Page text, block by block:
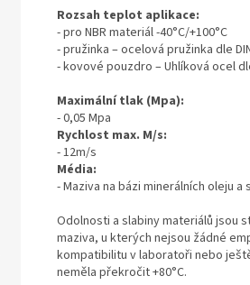
Rozsah teplot aplikace:
- pro NBR materiál -40°C/+100°C
- pružinka – ocelová pružinka dle
- kovové pouzdro – Uhlíková ocel
Maximální tlak (Mpa):
- 0,05 Mpa
Rychlost max. M/s:
- 12m/s
Média:
- Maziva na bázi minerálních oleju
Odolnosti a slabiny materiálů jsou
maziva, u kterých nejsou žádné
kompatibilitu v laboratoři nebo
neměla překročit +80°C.